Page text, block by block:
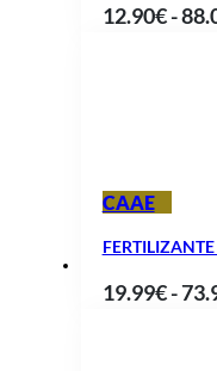
12.90€ -
CAAE
19.99€ -